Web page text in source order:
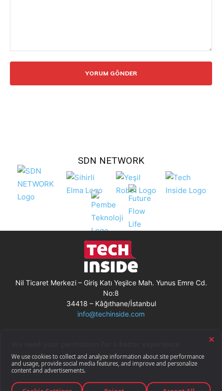
SDN NETWORK
Nil Ticaret Merkezi – Giriş Katı Yeşilce Mah. Yunus Emre Cd.
No:8
34418 – Kâğıthane/İstanbul
info@techinside.com
Gizlilik Bildirimi
RSS